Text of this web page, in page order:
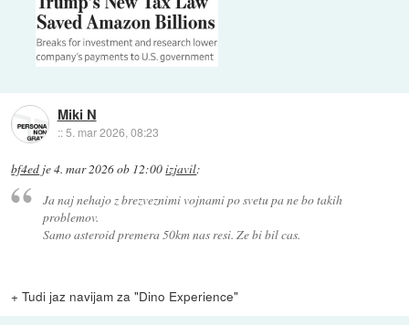
Miki N
::5. mar 2026, 08:23
bf4ed je4. mar 2026 ob 12:00izjavil:
Ja naj nehajo z brezveznimi vojnami po svetu pa ne bo takih
problemov.
Samo asteroid premera 50km nas resi. Ze bi bil cas.
+ Tudi jaz navijam za "Dino Experience"